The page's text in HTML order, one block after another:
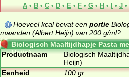
A • B • C • D • E • F • G • H • I • J •
Hoeveel kcal bevat een portie
maanden (Albert Heijn) van 200 g/ml?
Biologisch Maaltijdhapje Pasta
Heijn)
Productnaam
Biologisch
Heijn)
Eenheid
100 gr.